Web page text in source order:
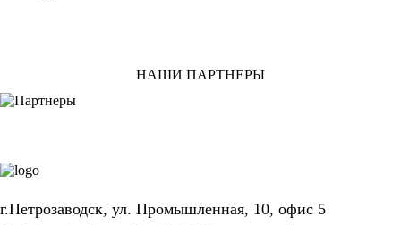
НАШИ ПАРТНЕРЫ
г.Петрозаводск, ул. Промышленная, 10, офис 5